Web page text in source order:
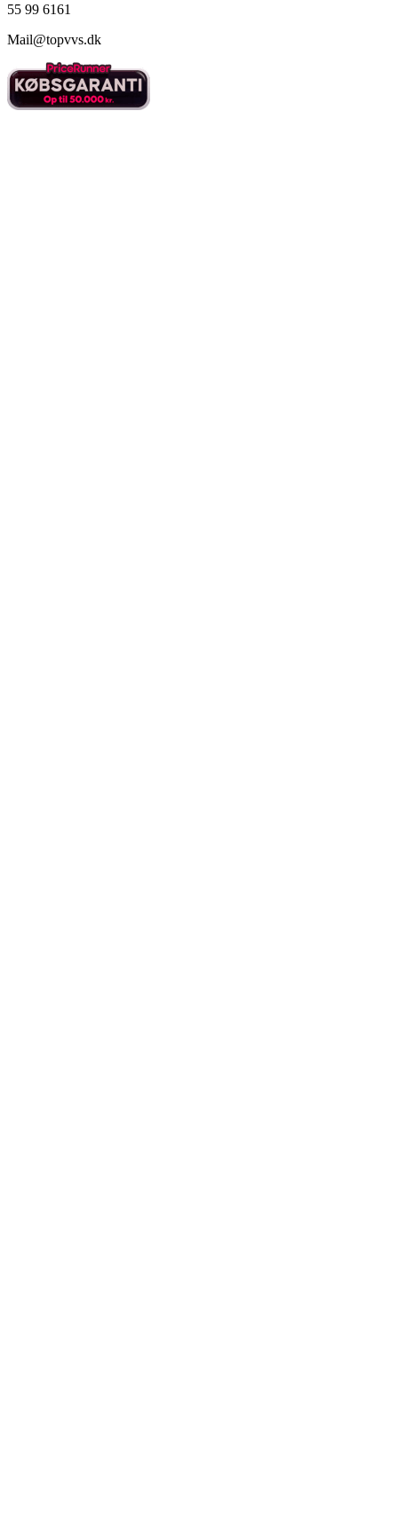
55 99 6161
Mail@topvvs.dk